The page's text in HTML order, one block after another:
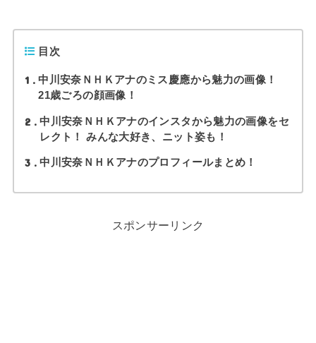
目次
1
中川安奈ＮＨＫアナのミス慶應から魅力の画像！
21歳ごろの顔画像！
2
中川安奈ＮＨＫアナのインスタから魅力の画像をセ
レクト！ みんな大好き、ニット姿も！
3 中川安奈ＮＨＫアナのプロフィールまとめ！
スポンサーリンク